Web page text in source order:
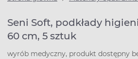
Seni Soft, podkłady
60 cm, 5 sztuk
wyrób medyczny, produkt dostępny